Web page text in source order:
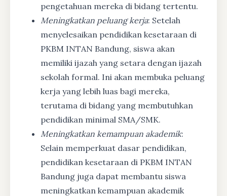
pengetahuan mereka di bidang tertentu.
Meningkatkan peluang kerja: Setelah
menyelesaikan pendidikan kesetaraan di
PKBM INTAN Bandung, siswa akan
memiliki ijazah yang setara dengan ijazah
sekolah formal. Ini akan membuka peluang
kerja yang lebih luas bagi mereka,
terutama di bidang yang membutuhkan
pendidikan minimal SMA/SMK.
Meningkatkan kemampuan akademik:
Selain memperkuat dasar pendidikan,
pendidikan kesetaraan di PKBM INTAN
Bandung juga dapat membantu siswa
meningkatkan kemampuan akademik